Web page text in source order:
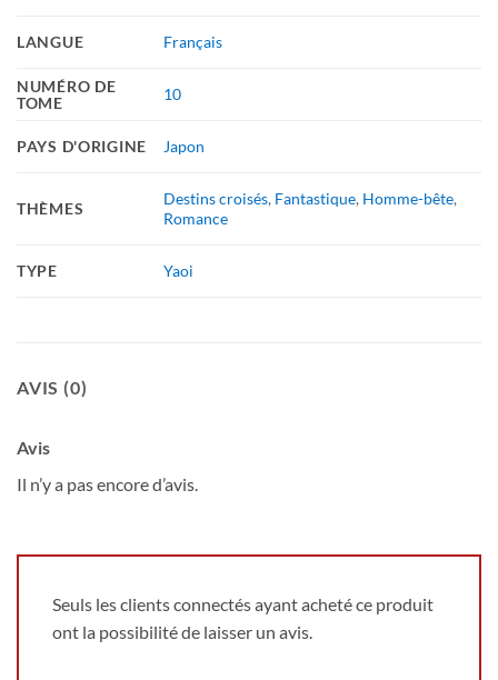
LANGUE Français
NUMÉRO DE
TOME
10
PAYS D'ORIGINE Japon
THÈMES
Destins croisés, Fantastique, Homme-bête,
Romance
TYPE Yaoi
AVIS (0)
Avis
Il n’y a pas encore d’avis.
Seuls les clients connectés ayant acheté ce produit
ont la possibilité de laisser un avis.